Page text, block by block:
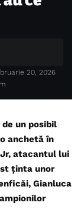
20, 2026
un posibil
anchetă în
atacantul lui
ținta unor
Gianluca